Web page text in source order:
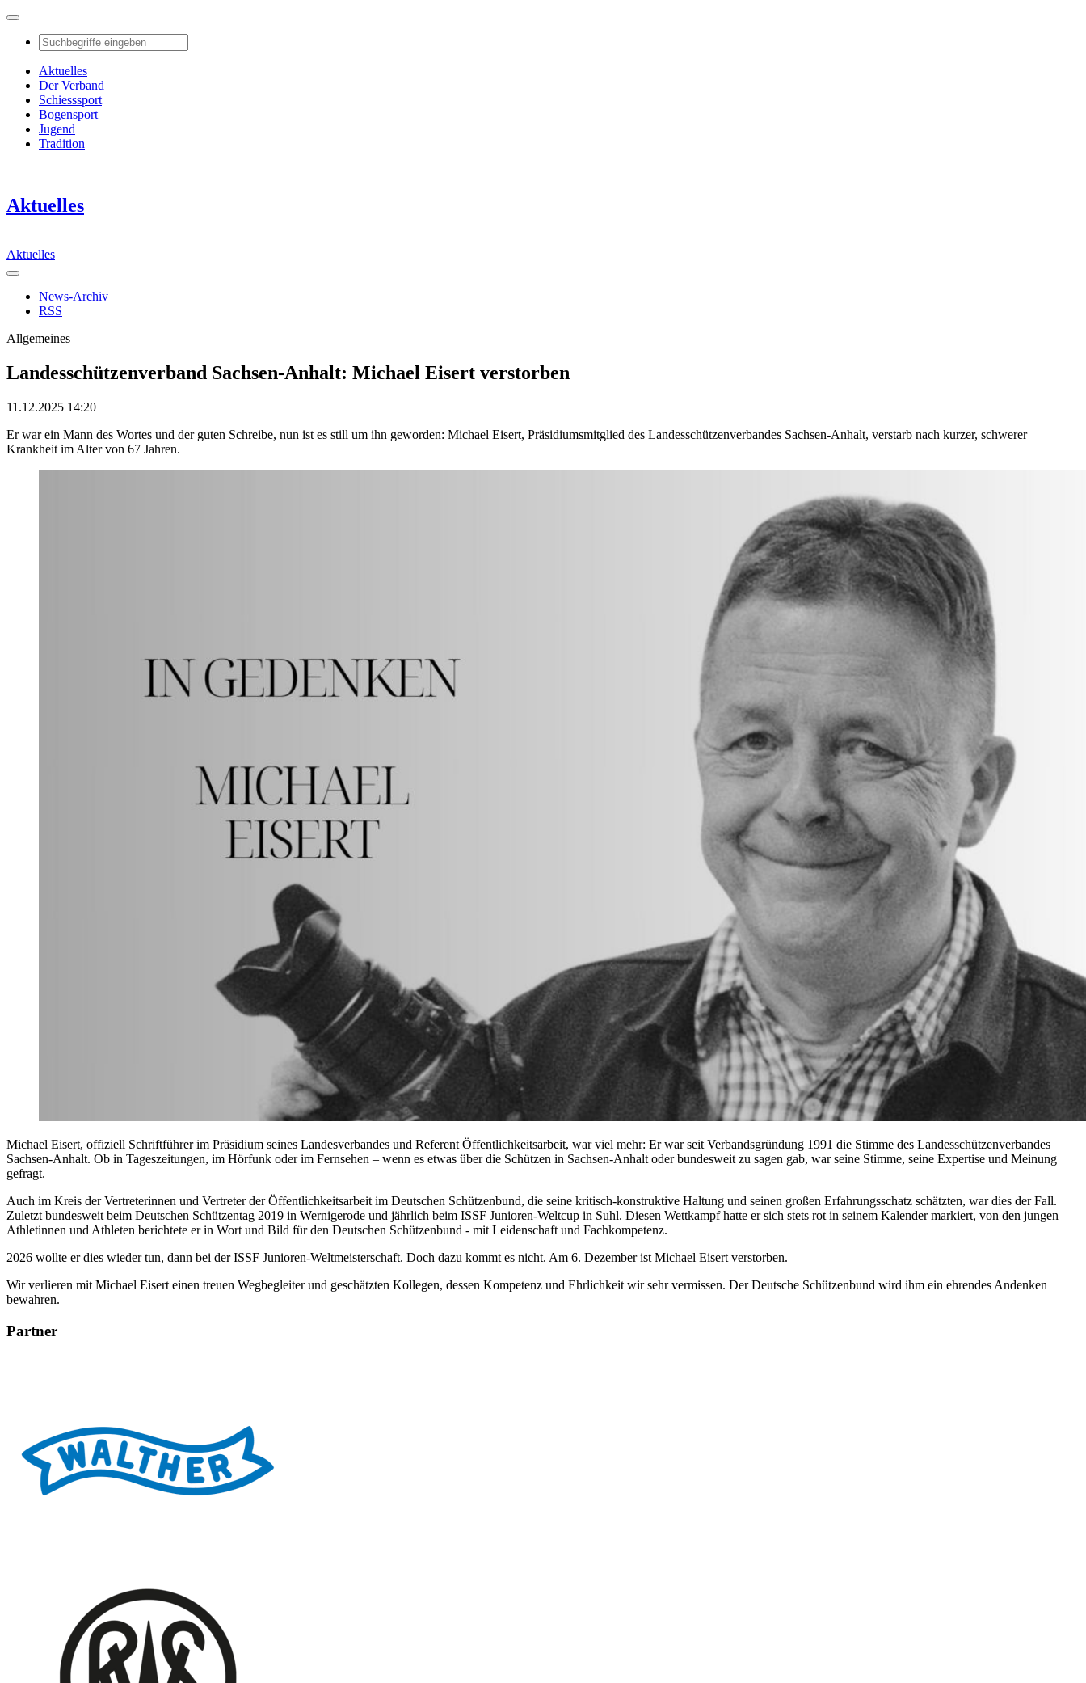
Aktuelles
Der Verband
Schiesssport
Bogensport
Jugend
Tradition
Aktuelles
Aktuelles
News-Archiv
RSS
Allgemeines
Landesschützenverband Sachsen-Anhalt: Michael Eisert verstorben
11.12.2025 14:20
Er war ein Mann des Wortes und der guten Schreibe, nun ist es still um ihn geworden: Michael Eisert, Präsidiumsmitglied des Landesschützenverbandes Sachsen-Anhalt, verstarb nach kurzer, schwerer
Krankheit im Alter von 67 Jahren.
Michael Eisert, offiziell Schriftführer im Präsidium seines Landesverbandes und Referent Öffentlichkeitsarbeit, war viel mehr: Er war seit Verbandsgründung 1991 die Stimme des Landesschützenverbandes
Sachsen-Anhalt. Ob in Tageszeitungen, im Hörfunk oder im Fernsehen – wenn es etwas über die Schützen in Sachsen-Anhalt oder bundesweit zu sagen gab, war seine Stimme, seine Expertise und Meinung
gefragt.
Auch im Kreis der Vertreterinnen und Vertreter der Öffentlichkeitsarbeit im Deutschen Schützenbund, die seine kritisch-konstruktive Haltung und seinen großen Erfahrungsschatz schätzten, war dies der Fall.
Zuletzt bundesweit beim Deutschen Schützentag 2019 in Wernigerode und jährlich beim ISSF Junioren-Weltcup in Suhl. Diesen Wettkampf hatte er sich stets rot in seinem Kalender markiert, von den jungen
Athletinnen und Athleten berichtete er in Wort und Bild für den Deutschen Schützenbund - mit Leidenschaft und Fachkompetenz.
2026 wollte er dies wieder tun, dann bei der ISSF Junioren-Weltmeisterschaft. Doch dazu kommt es nicht. Am 6. Dezember ist Michael Eisert verstorben.
Wir verlieren mit Michael Eisert einen treuen Wegbegleiter und geschätzten Kollegen, dessen Kompetenz und Ehrlichkeit wir sehr vermissen. Der Deutsche Schützenbund wird ihm ein ehrendes Andenken
bewahren.
Partner